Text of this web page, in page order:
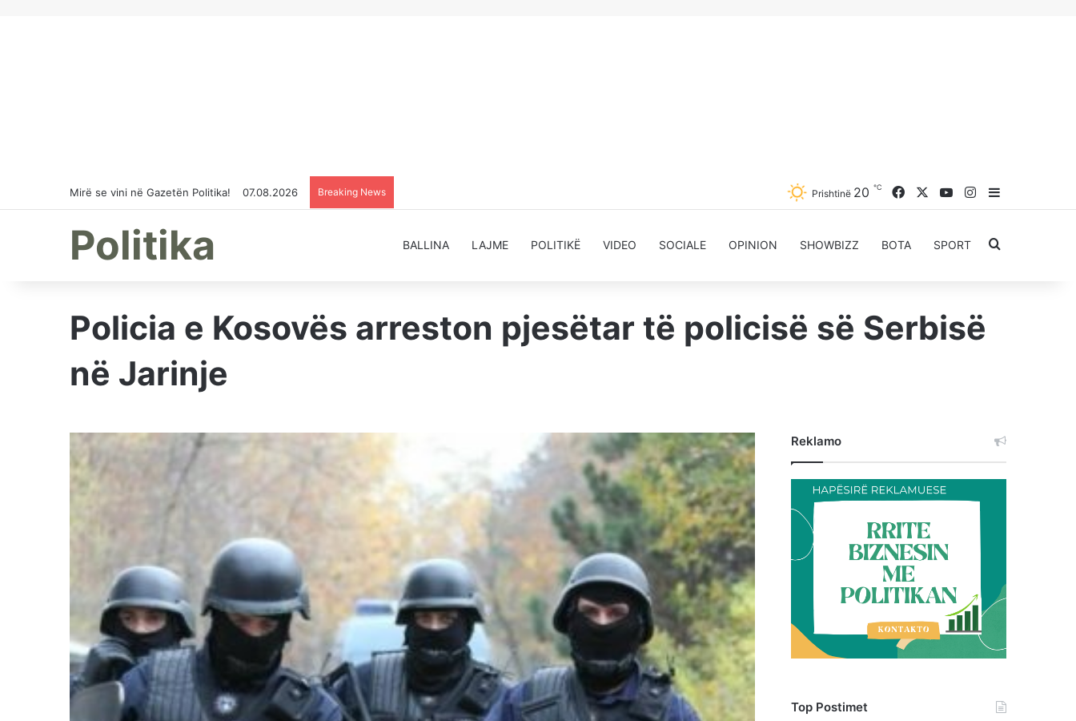
Mirë se vini në Gazetën Politika! 07.08.2026 Breaking News Prishtinë 20 ℃ FacebookYouTubeInstagram
Sidebar
Politika BALLINA LAJME POLITIKË VIDEO SOCIALE OPINION SHOWBIZZ BOTA SPORT Kërkoni
Policia e Kosovës arreston pjesëtar të policisë së Serbisë
në Jarinje
Reklamo
Top Postimet